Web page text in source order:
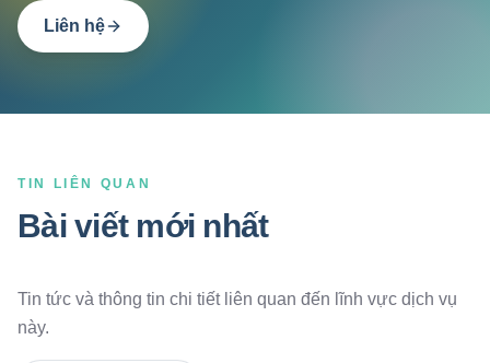
Liên hệ
TIN LIÊN QUAN
Bài viết mới nhất
Tin tức và thông tin chi tiết liên quan đến lĩnh vực dịch vụ
này.